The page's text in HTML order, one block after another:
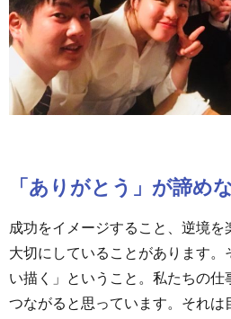
「ありがとう」が諦め
成功をイメージすること、逆境を
大切にしていることがあります。
い描く」ということ。私たちの仕
つながると思っています。それは